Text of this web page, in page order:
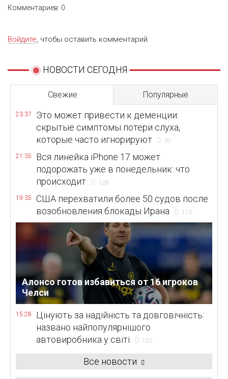
Комментариев: 0
Войдите, чтобы оставить комментарий.
НОВОСТИ СЕГОДНЯ
Свежие Популярные
23:37
Это может привести к деменции:
скрытые симптомы потери слуха,
которые часто игнорируют
93
21:35
Вся линейка iPhone 17 может
подорожать уже в понедельник: что
происходит
128
19:35
США перехватили более 50 судов после
возобновления блокады Ирана
115
Алонсо готов избавиться от 16 игроков
Челси
15:28
Цінують за надійність та довговічність:
названо найпопулярнішого
автовиробника у світі
152
Все новости